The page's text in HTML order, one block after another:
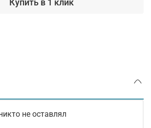
Купить в 1 клик
не оставлял